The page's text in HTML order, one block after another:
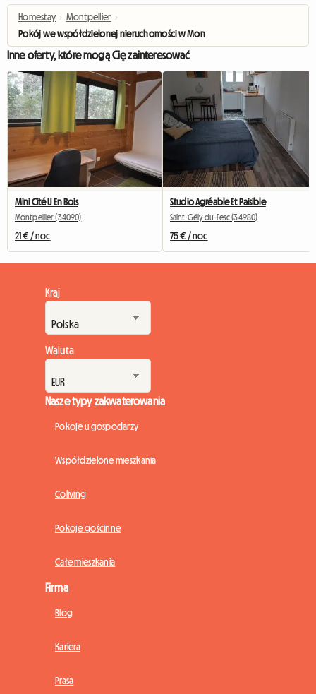
Homestay › Montpellier ›
Pokój we współdzielonej nieruchomości w Montpellier/Lironde
Inne oferty, które mogą Cię zainteresować
Mini Cité U En Bois
Montpellier (34090)
21 € / noc
Studio Agréable Et Paisible
Saint-Gély-du-Fesc (34980)
75 € / noc
Kraj
Waluta
Nasze typy zakwaterowania
Pokoje u gospodarzy
Współdzielone mieszkania
Coliving
Pokoje gościnne
Całe mieszkania
Firma
Blog
Kariera
Prasa